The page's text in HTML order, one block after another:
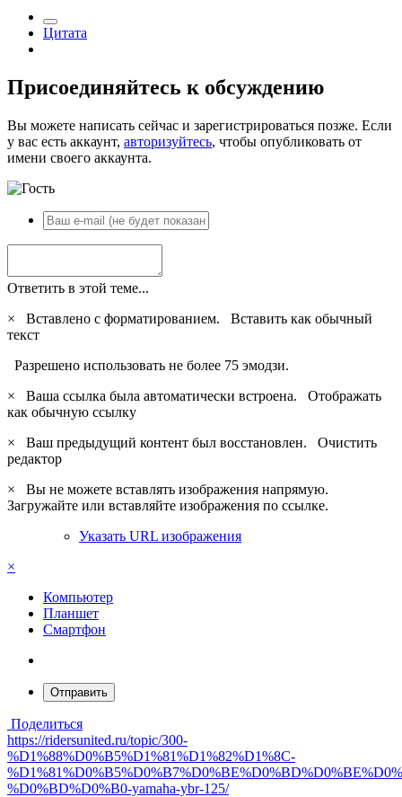
Цитата
Присоединяйтесь к обсуждению
Вы можете написать сейчас и зарегистрироваться позже. Если
у вас есть аккаунт, авторизуйтесь, чтобы опубликовать от
имени своего аккаунта.
Ответить в этой теме...
×
Вставлено с форматированием. Вставить как обычный
текст
Разрешено использовать не более 75 эмодзи.
×
Ваша ссылка была автоматически встроена. Отображать
как обычную ссылку
×
Ваш предыдущий контент был восстановлен. Очистить
редактор
×
Вы не можете вставлять изображения напрямую.
Загружайте или вставляйте изображения по ссылке.
Указать URL изображения
×
Компьютер
Планшет
Смартфон
Отправить
Поделиться
https://ridersunited.ru/topic/300-
%D1%88%D0%B5%D1%81%D1%82%D1%8C-
%D0%BD%D0%B0-yamaha-ybr-125/